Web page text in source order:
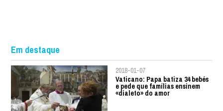
Em destaque
2018-01-07
Vaticano: Papa batiza 34 bebés
e pede que famílias ensinem
«dialeto» do amor